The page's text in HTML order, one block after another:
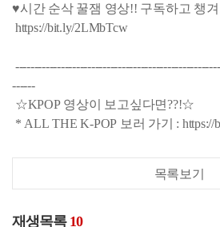
♥시간 순삭 꿀잼 영상!! 구독하고 챙
https://bit.ly/2LMbTcw
------
☆KPOP 영상이 보고싶다면??!☆
* ALL THE K-POP 보러 가기 : https://
목록보기
재생목록 10